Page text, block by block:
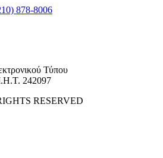
878-8006
Τύπου
242097
RESERVED